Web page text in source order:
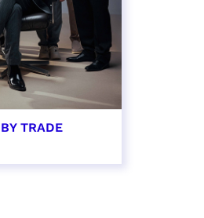
TRADE